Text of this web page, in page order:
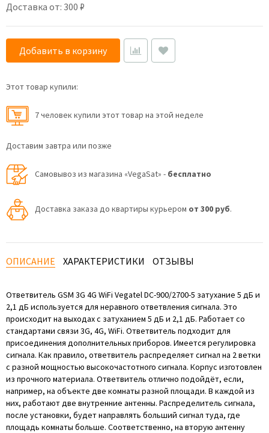
Доставка от: 300 ₽
Добавить в корзину
Этот товар купили:
7 человек купили этот товар на этой неделе
Доставим завтра или позже
Самовывоз из магазина «VegaSat» - бесплатно
Доставка заказа до квартиры курьером от 300 руб.
ОПИСАНИЕ ХАРАКТЕРИСТИКИ ОТЗЫВЫ
Ответвитель GSM 3G 4G WiFi Vegatel DC-900/2700-5 затухание 5 дБ и
2,1 дБ используется для неравного ответвления сигнала. Это
происходит на выходах с затуханием 5 дБ и 2,1 дБ. Работает со
стандартами связи 3G, 4G, WiFi. Ответвитель подходит для
присоединения дополнительных приборов. Имеется регулировка
сигнала. Как правило, ответвитель распределяет сигнал на 2 ветки
с разной мощностью высокочастотного сигнала. Корпус изготовлен
из прочного материала. Ответвитель отлично подойдёт, если,
например, на объекте две комнаты разной площади. В каждой из
них, работают две внутренние антенны. Распределитель сигнала,
после установки, будет направлять больший сигнал туда, где
площадь комнаты больше. Соответственно, на вторую антенну